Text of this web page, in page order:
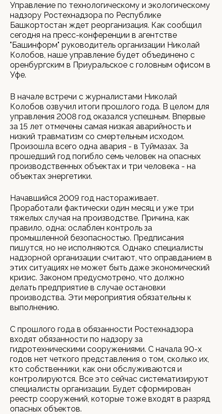
Управление по технологическому и экологическому
надзору Ростехнадзора по Республике
Башкортостан ждет реорганизация. Как сообщил
сегодня на пресс-конференции в агентстве
"Башинформ" руководитель организации Николай
Колобов, наше управление будет объединено с
оренбургским в Приуральское с головным офисом в
Уфе.
В начале встречи с журналистами Николай
Колобов озвучил итоги прошлого года. В целом для
управления 2008 год оказался успешным. Впервые
за 15 лет отмечены самая низкая аварийность и
низкий травматизм со смертельным исходом.
Произошла всего одна авария - в Туймазах. За
прошедший год погибло семь человек на опасных
производственных объектах и три человека - на
объектах энергетики.
Начавшийся 2009 год настораживает.
Проработали фактически один месяц и уже три
тяжелых случая на производстве. Причина, как
правило, одна: ослаблен контроль за
промышленной безопасностью. Предписания
пишутся, но не исполняются. Однако специалисты
надзорной организации считают, что оправданием в
этих ситуациях не может быть даже экономический
кризис. Законом предусмотрено, что должно
делать предприятие в случае остановки
производства. Эти мероприятия обязательны к
выполнению.
С прошлого года в обязанности Ростехнадзора
входят обязанности по надзору за
гидротехническими сооружениями. С начала 90-х
годов нет четкого представления о том, сколько их,
кто собственники, как они обслуживаются и
контролируются. Все это сейчас систематизируют
специалисты организации. Будет сформирован
реестр сооружений, которые тоже входят в разряд
опасных объектов.